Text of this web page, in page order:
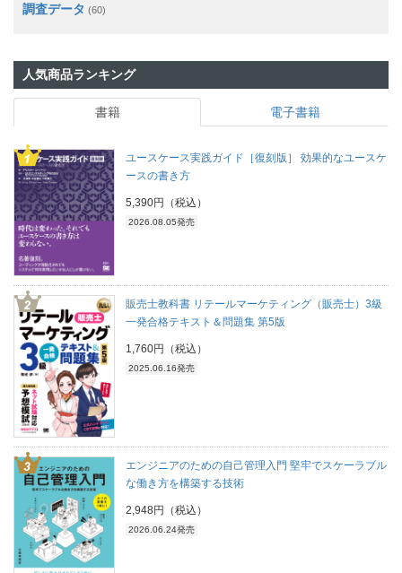
調査データ (60)
人気商品ランキング
書籍 電子書籍
ユースケース実践ガイド［復刻版］ 効果的なユースケ
ースの書き方
5,390円（税込）
2026.08.05発売
販売士教科書 リテールマーケティング（販売士）3級
一発合格テキスト＆問題集 第5版
1,760円（税込）
2025.06.16発売
エンジニアのための自己管理入門 堅牢でスケーラブル
な働き方を構築する技術
2,948円（税込）
2026.06.24発売